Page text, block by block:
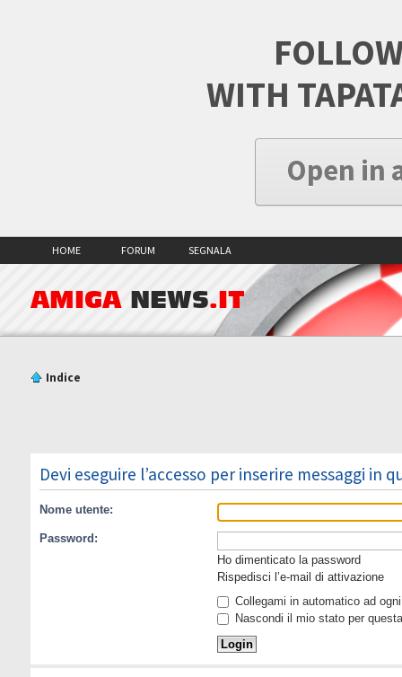
WITH
Open in
HOME FORUM SEGNALA
AMIGA NEWS.IT
Indice
Devi eseguire l’accesso per inserire messaggi in
Nome utente:
Password:
Ho dimenticato la password
Rispedisci l’e-mail di attivazione
Collegami in automatico ad
Nascondi il mio stato per